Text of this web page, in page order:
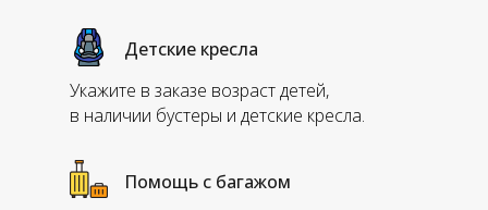
Укажите в заказе возраст детей,
в наличии бустеры и детские кресла.
Детские кресла
Помощь с багажом